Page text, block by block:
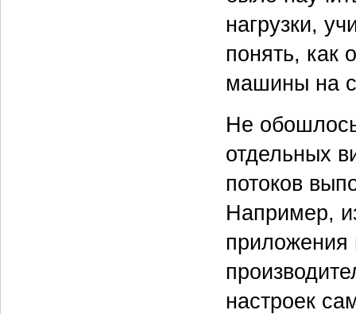
нагрузки,
понять, как
машины на
Не
отдельных
потоков
Например,
приложения
настроек